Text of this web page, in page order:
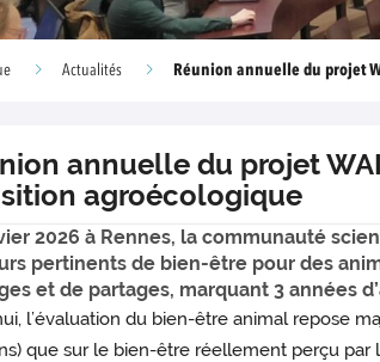
Actualités Réunion annuelle du projet
annuelle du projet
agroécologique
2026 à Rennes, la communauté
pertinents de bien-être pour des
et de partages, marquant 3 années
l’évaluation du bien-être animal repose
que sur le bien-être réellement perçu par